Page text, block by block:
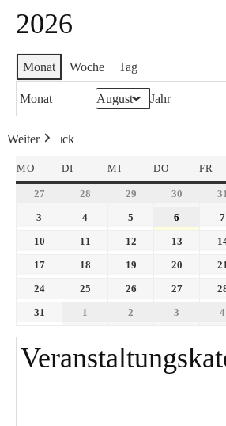
2026
Monat Woche Tag
Monat Jahr
Zurück
Heute
Weiter
MO DI MI DO FR
27 28 29 30
3
4 5 6 7
10
11 12 13
17
18 19 20
24
25 26 27
31
1 2 3 4